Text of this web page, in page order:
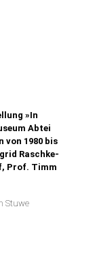
»In
Abtei
von 1980 bis
Raschke-
Prof. Timm
Stuwe